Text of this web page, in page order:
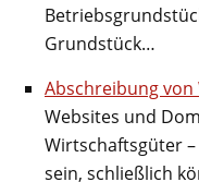
Grundstück…
Abschreibung
Websites und
Wirtschaftsgüter
sein, schließlich